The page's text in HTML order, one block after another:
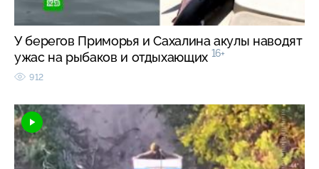
У берегов Приморья и Сахалина акулы наводят
ужас на рыбаков и отдыхающих 16+
912